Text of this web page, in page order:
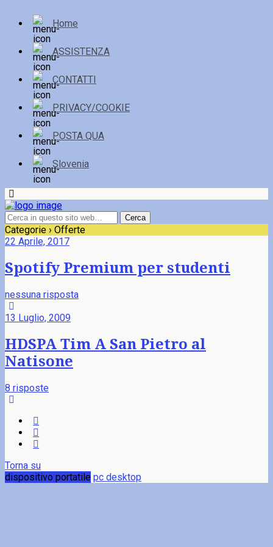
Home
ASSISTENZA
CONTATTI
PRIVACY/COOKIE
POSTA QUA
Slovenia
Categorie › Offerte
22 Aprile, 2017
Spotify Premium per studenti
nessuna risposta
13 Luglio, 2009
HDSPA Tim A San Pietro al
Natisone
8 risposte
Torna su
dispositivo portatile pc desktop